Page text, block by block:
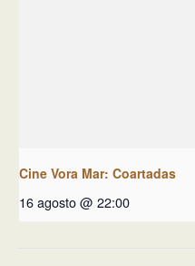
Cine Vora Mar: Coartadas
16 agosto @ 22:00